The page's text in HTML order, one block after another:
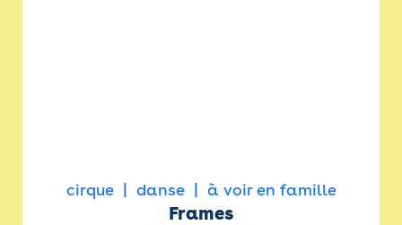
cirque danse à voir en famille
Frames